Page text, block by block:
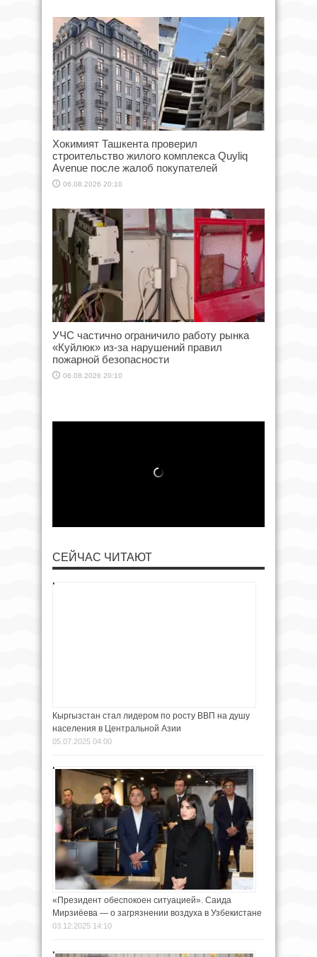
Хокимият Ташкента проверил
строительство жилого комплекса Quyliq
Avenue после жалоб покупателей
06.08.2026 20:10
УЧС частично ограничило работу рынка
«Куйлюк» из-за нарушений правил
пожарной безопасности
06.08.2026 20:10
СЕЙЧАС ЧИТАЮТ
Кыргызстан стал лидером по росту ВВП на душу
населения в Центральной Азии
05.07.2025 04:00
«Президент обеспокоен ситуацией». Саида
Мирзиёева — о загрязнении воздуха в Узбекистане
03.12.2025 14:10